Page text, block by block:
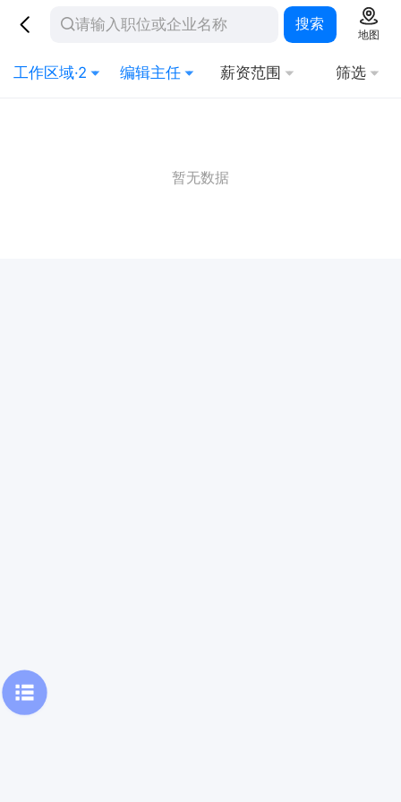
搜索
地图
工作区域·2 编辑主任 薪资范围 筛选
暂无数据